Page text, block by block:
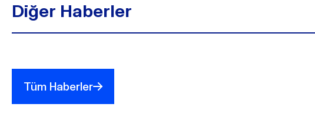
Diğer Haberler
Tüm Haberler